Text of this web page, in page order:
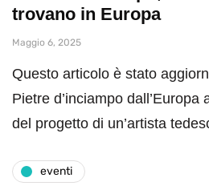
trovano in Europa
Maggio 6, 2025
Questo articolo è stato
Pietre d’inciampo dall’Europa
del progetto di un’artista
eventi